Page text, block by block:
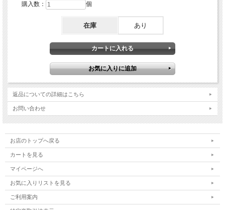
購入数： 個
在庫 あり
返品についての詳細はこちら
お問い合わせ
お店のトップへ戻る
カートを見る
マイページへ
お気に入りリストを見る
ご利用案内